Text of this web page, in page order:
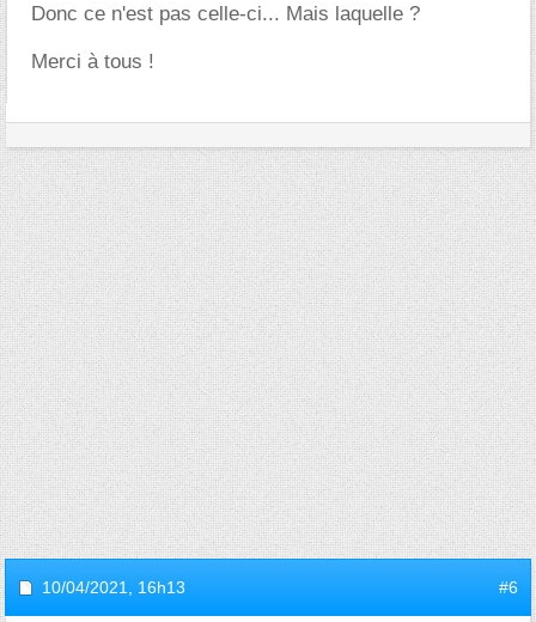
Donc ce n'est pas celle-ci... Mais laquelle ?
Merci à tous !
10/04/2021, 16h13 #6